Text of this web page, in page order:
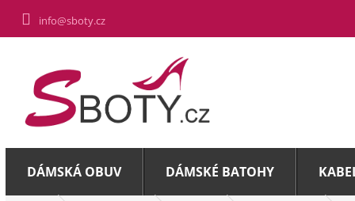
obsah
info@sboty.cz
DÁMSKÁ OBUV DÁMSKÉ BATOHY